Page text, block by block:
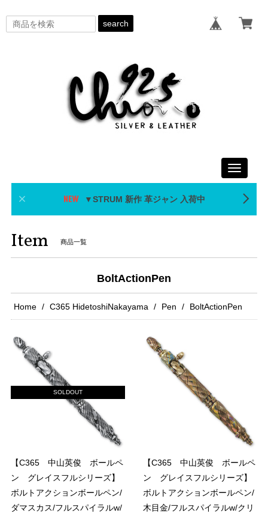
search
Toggle
▼STRUM 新作 革ジャン 入荷中
Item 商品一覧
BoltActionPen
Home C365 HidetoshiNakayama Pen BoltActionPen
SOLDOUT
【C365 中山英俊 ボールペ
ン グレイスフルシリーズ】
ボルトアクションボールペン/
ダマスカス/フルスパイラルw/
【C365 中山英俊 ボールペ
ン グレイスフルシリーズ】
ボルトアクションボールペン/
木目金/フルスパイラルw/クリ